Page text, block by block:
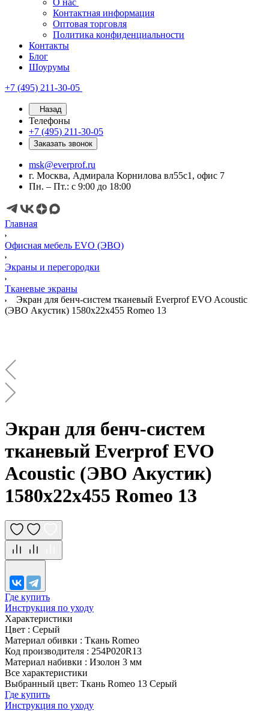
О нас
Контактная информация
Оптовая торговля
Политика конфиденциальности
Контакты
Блог
Шоурумы
+7 (495) 211-30-05
Назад
Телефоны
+7 (495) 211-30-05
Заказать звонок
msk@everprof.ru
г. Москва, Адмирала Корнилова вл55с1, офис 7
Пн. – Пт.: с 9:00 до 18:00
Главная
Офисная мебель EVO (ЭВО)
Экраны и перегородки
Тканевые экраны
Экран для бенч-систем тканевый Everprof EVO Acoustic
(ЭВО Акустик) 1580х22x455 Romeo 13
Экран для бенч-систем
тканевый Everprof EVO
Acoustic (ЭВО Акустик)
1580х22x455 Romeo 13
Где купить
Инструкция по уходу
Характеристики
Цвет : Серый
Материал обивки : Ткань Romeo
Код производителя : 254P020R13
Материал набивки : Изолон 3 мм
Все характеристики
Выбранный цвет: Ткань Romeo 13 Серый
Где купить
Инструкция по уходу